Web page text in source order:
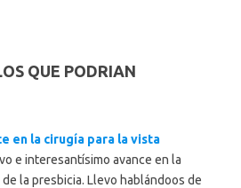
QUE PODRIAN
en la cirugía para la vista
e interesantísimo avance en la
la presbicia. Llevo hablándoos de